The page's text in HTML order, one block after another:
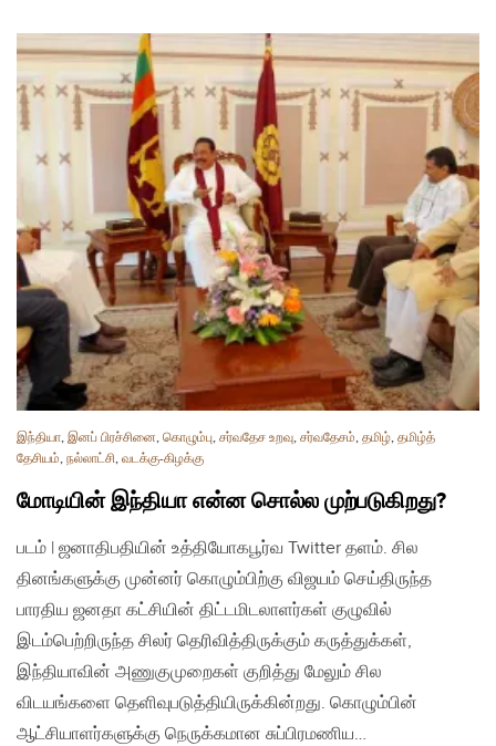
இந்தியா, இனப் பிரச்சினை, கொழும்பு, சர்வதேச உறவு, சர்வதேசம், தமிழ், தமிழ்த்
தேசியம், நல்லாட்சி, வடக்கு-கிழக்கு
மோடியின் இந்தியா என்ன சொல்ல முற்படுகிறது?
படம் | ஜனாதிபதியின் உத்தியோகபூர்வ Twitter தளம். சில
தினங்களுக்கு முன்னர் கொழும்பிற்கு விஜயம் செய்திருந்த
பாரதிய ஜனதா கட்சியின் திட்டமிடலாளர்கள் குழுவில்
இடம்பெற்றிருந்த சிலர் தெரிவித்திருக்கும் கருத்துக்கள்,
இந்தியாவின் அணுகுமுறைகள் குறித்து மேலும் சில
விடயங்களை தெளிவுபடுத்தியிருக்கின்றது. கொழும்பின்
ஆட்சியாளர்களுக்கு நெருக்கமான சுப்பிரமணிய…